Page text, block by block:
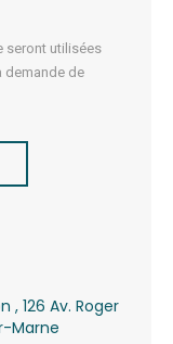
seront utilisées
demande de
, 126 Av. Roger
Marne